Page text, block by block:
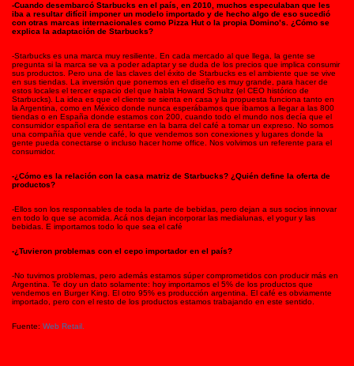
-Cuando desembarcó Starbucks en el país, en 2010, muchos especulaban que les
iba a resultar difícil imponer un modelo importado y de hecho algo de eso sucedió
con otras marcas internacionales como Pizza Hut o la propia Domino’s. ¿Cómo se
explica la adaptación de Starbucks?
-Starbucks es una marca muy resiliente. En cada mercado al que llega, la gente se
pregunta si la marca se va a poder adaptar y se duda de los precios que implica consumir
sus productos. Pero una de las claves del éxito de Starbucks es el ambiente que se vive
en sus tiendas. La inversión que ponemos en el diseño es muy grande, para hacer de
estos locales el tercer espacio del que habla Howard Schultz (el CEO histórico de
Starbucks). La idea es que el cliente se sienta en casa y la propuesta funciona tanto en
la Argentina, como en México donde nunca esperábamos que íbamos a llegar a las 800
tiendas o en España donde estamos con 200, cuando todo el mundo nos decía que el
consumidor español era de sentarse en la barra del café a tomar un expreso. No somos
una compañía que vende café, lo que vendemos son conexiones y lugares donde la
gente pueda conectarse o incluso hacer home office. Nos volvimos un referente para el
consumidor.
-¿Cómo es la relación con la casa matriz de Starbucks? ¿Quién define la oferta de
productos?
-Ellos son los responsables de toda la parte de bebidas, pero dejan a sus socios innovar
en todo lo que se acomida. Acá nos dejan incorporar las medialunas, el yogur y las
bebidas. E importamos todo lo que sea el café
-¿Tuvieron problemas con el cepo importador en el país?
-No tuvimos problemas, pero además estamos súper comprometidos con producir más en
Argentina. Te doy un dato solamente: hoy importamos el 5% de los productos que
vendemos en Burger King. El otro 95% es producción argentina. El café es obviamente
importado, pero con el resto de los productos estamos trabajando en este sentido.
Fuente: Web Retail.